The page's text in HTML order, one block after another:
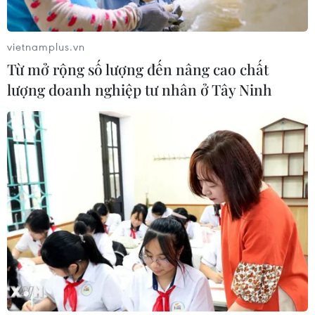
CƠ QUAN CHỦ QUẢN: THÔNG TẤN XÃ VIỆT NAM
Tổng Biên tập: TRẦN TIẾN DUẨN
Phó Tổng Biên tập: NGUYỄN THỊ TÁM, KHÚC THANH
THỦY
Sở hữu trí tuệ
Quy định sử dụng
RSS
Hỗ trợ
vietnamplus.vn
Từ mở rộng số lượng đến nâng cao chất
lượng doanh nghiệp tư nhân ở Tây Ninh